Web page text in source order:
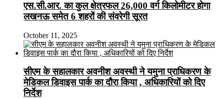
एस.सी.आर. का कुल क्षेत्रफल 26,000 वर्ग किलोमीटर होगा
लखनऊ समेत 6 शहरों की संवरेगी सूरत
October 11, 2025
सीएम के सहालकार अवनीश अवस्थी ने यमुना प्राधिकरण के
मेडिकल डिवाइस पार्क का दौरा किया , अधिकारियों को दिए
निर्देश